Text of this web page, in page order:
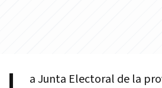
a Junta Electoral de la